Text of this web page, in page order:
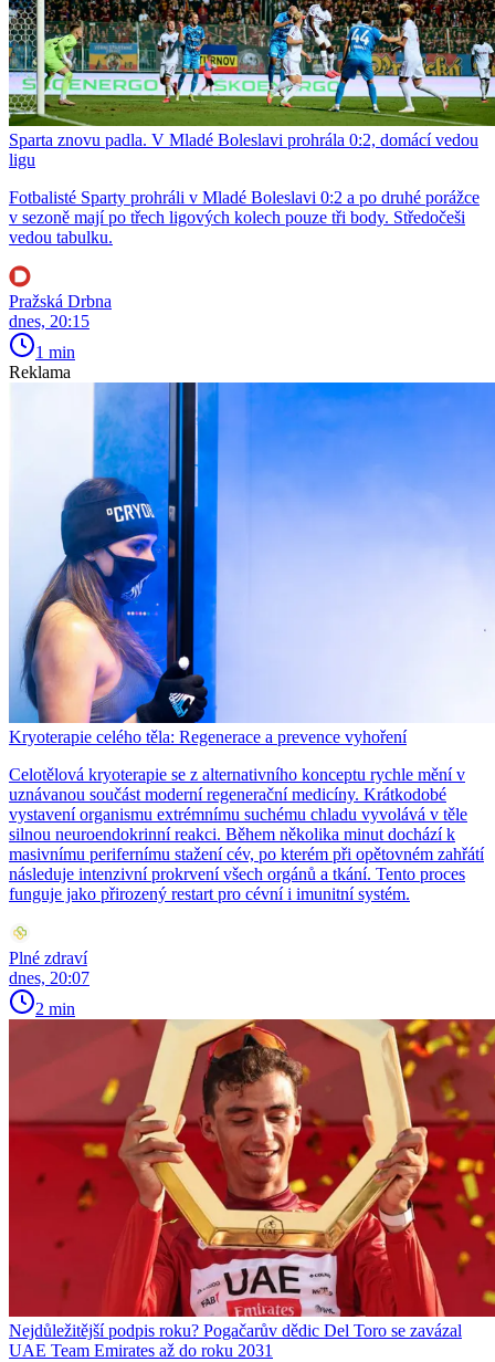
Sparta znovu padla. V Mladé Boleslavi prohrála 0:2, domácí vedou
ligu
Fotbalisté Sparty prohráli v Mladé Boleslavi 0:2 a po druhé porážce
v sezoně mají po třech ligových kolech pouze tři body. Středočeši
vedou tabulku.
Pražská Drbna
dnes, 20:15
1 min
Reklama
Kryoterapie celého těla: Regenerace a prevence vyhoření
Celotělová kryoterapie se z alternativního konceptu rychle mění v
uznávanou součást moderní regenerační medicíny. Krátkodobé
vystavení organismu extrémnímu suchému chladu vyvolává v těle
silnou neuroendokrinní reakci. Během několika minut dochází k
masivnímu perifernímu stažení cév, po kterém při opětovném zahřátí
následuje intenzivní prokrvení všech orgánů a tkání. Tento proces
funguje jako přirozený restart pro cévní i imunitní systém.
Plné zdraví
dnes, 20:07
2 min
Nejdůležitější podpis roku? Pogačarův dědic Del Toro se zavázal
UAE Team Emirates až do roku 2031